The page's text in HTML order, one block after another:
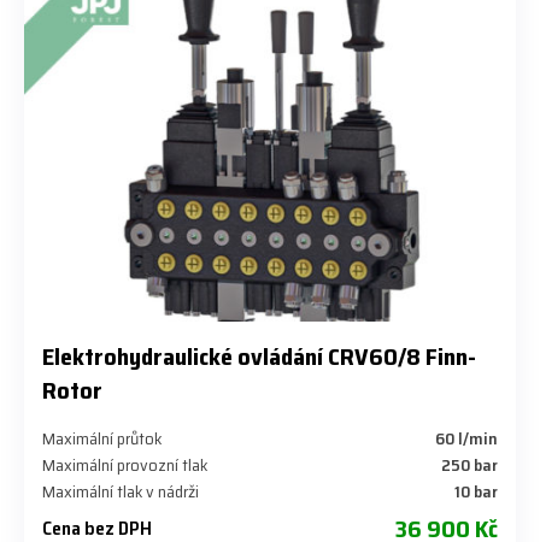
Elektrohydraulické ovládání CRV60/8 Finn-
Rotor
Maximální průtok
​60 l/min
Maximální provozní tlak
​250 bar
Maximální tlak v nádrži
​10 bar
Cena bez DPH 36 900 Kč